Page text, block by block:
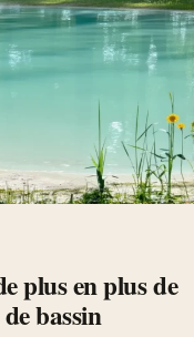
plus en plus de
bassin